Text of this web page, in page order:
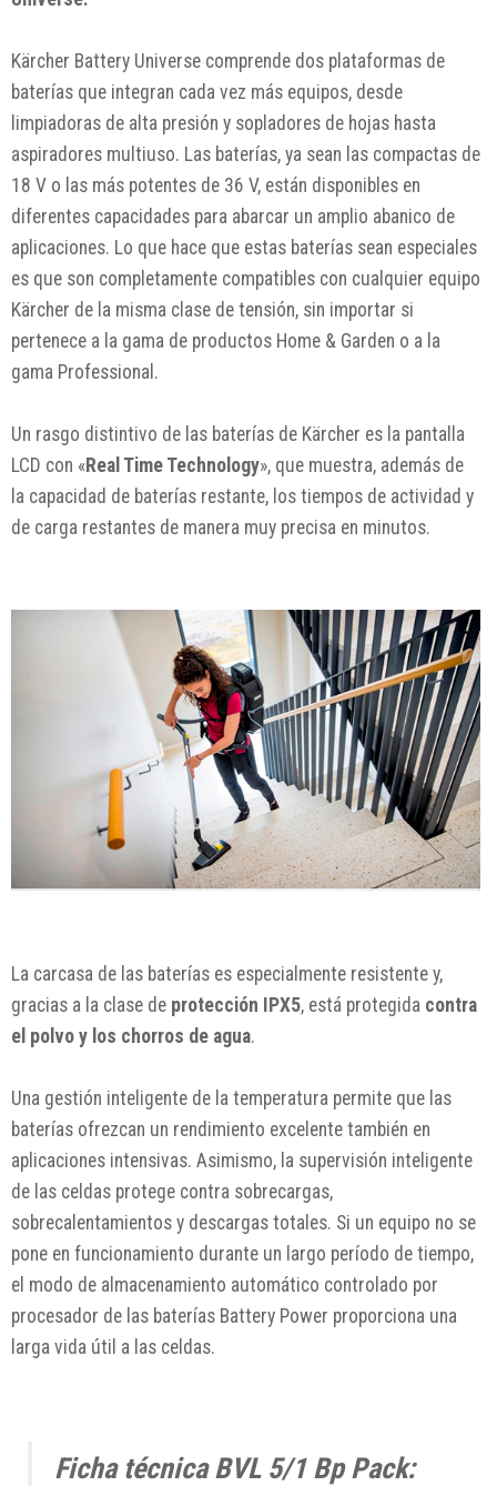
Kärcher Battery Universe comprende dos plataformas de
baterías que integran cada vez más equipos, desde
limpiadoras de alta presión y sopladores de hojas hasta
aspiradores multiuso. Las baterías, ya sean las compactas de
18 V o las más potentes de 36 V, están disponibles en
diferentes capacidades para abarcar un amplio abanico de
aplicaciones. Lo que hace que estas baterías sean especiales
es que son completamente compatibles con cualquier equipo
Kärcher de la misma clase de tensión, sin importar si
pertenece a la gama de productos Home & Garden o a la
gama Professional.
Un rasgo distintivo de las baterías de Kärcher es la pantalla
LCD con «Real Time Technology», que muestra, además de
la capacidad de baterías restante, los tiempos de actividad y
de carga restantes de manera muy precisa en minutos.
La carcasa de las baterías es especialmente resistente y,
gracias a la clase de protección IPX5, está protegida contra
el polvo y los chorros de agua.
Una gestión inteligente de la temperatura permite que las
baterías ofrezcan un rendimiento excelente también en
aplicaciones intensivas. Asimismo, la supervisión inteligente
de las celdas protege contra sobrecargas,
sobrecalentamientos y descargas totales. Si un equipo no se
pone en funcionamiento durante un largo período de tiempo,
el modo de almacenamiento automático controlado por
procesador de las baterías Battery Power proporciona una
larga vida útil a las celdas.
Ficha técnica BVL 5/1 Bp Pack: